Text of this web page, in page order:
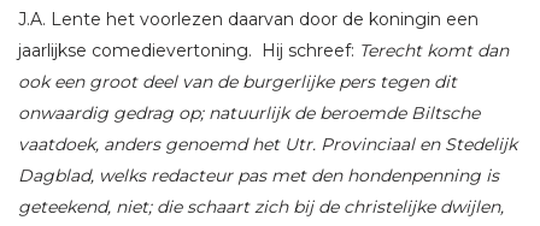
J.A. Lente het voorlezen daarvan door de koningin een
jaarlijkse comedievertoning. Hij schreef: Terecht komt dan
ook een groot deel van de burgerlijke pers tegen dit
onwaardig gedrag op; natuurlijk de beroemde Biltsche
vaatdoek, anders genoemd het Utr. Provinciaal en Stedelijk
Dagblad, welks redacteur pas met den hondenpenning is
geteekend, niet; die schaart zich bij de christelijke dwijlen,